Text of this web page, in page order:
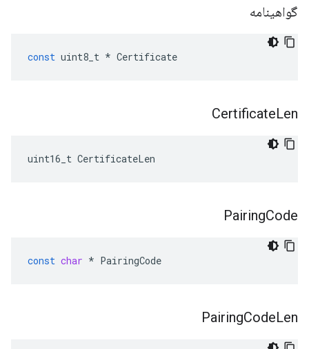
گواهینامه
const uint8_t * Certificate
CertificateLen
uint16_t CertificateLen
PairingCode
const char * PairingCode
PairingCodeLen